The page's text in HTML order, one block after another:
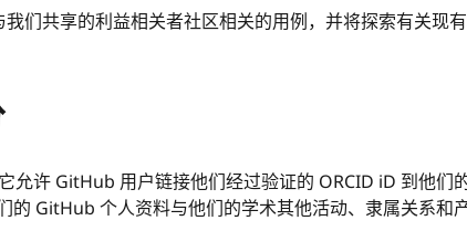
们共享的利益相关者社区相关的用例，并将探索有关现
允许 GitHub 用户链接他们经过验证的 ORCID iD 到他们
GitHub 个人资料与他们的学术其他活动、隶属关系和